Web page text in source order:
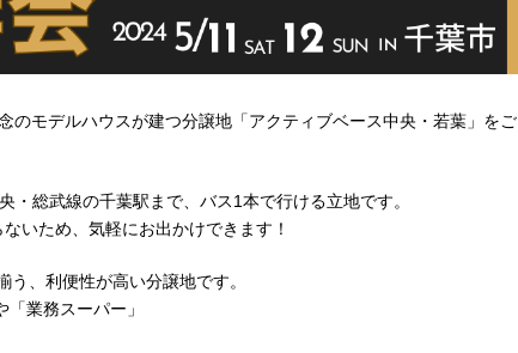
のモデルハウスが建つ分譲地「アクティブベース中央・若葉」をご
・総武線の千葉駅まで、バス1本で行ける立地です。
いため、気軽にお出かけできます！
、利便性が高い分譲地です。
業務スーパー」